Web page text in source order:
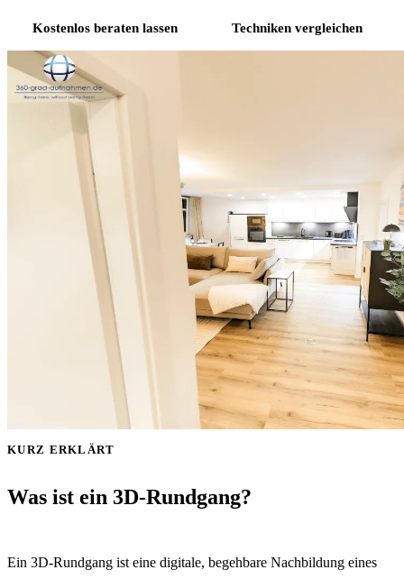
Kostenlos beraten lassen Techniken vergleichen
KURZ ERKLÄRT
Was ist ein 3D-Rundgang?
Ein 3D-Rundgang ist eine digitale, begehbare Nachbildung eines